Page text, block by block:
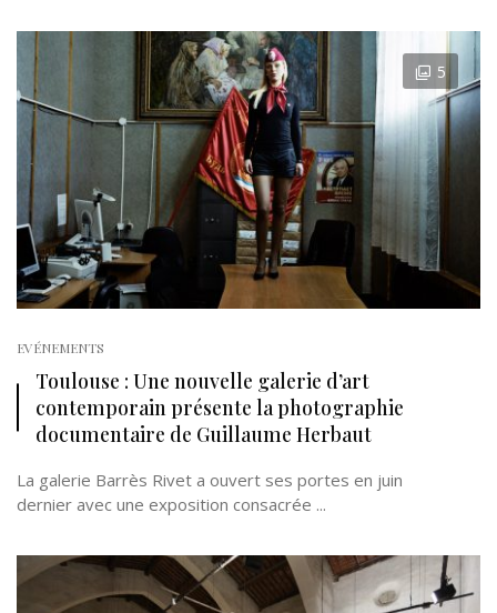
5
EVÉNEMENTS
Toulouse : Une nouvelle galerie d’art
contemporain présente la photographie
documentaire de Guillaume Herbaut
La galerie Barrès Rivet a ouvert ses portes en juin
dernier avec une exposition consacrée ...